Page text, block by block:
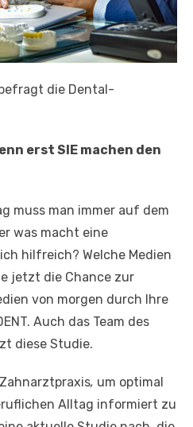
die Dental-
erst SIE machen den
muss man immer auf dem
was macht eine
hilfreich? Welche Medien
jetzt die Chance zur
von morgen durch Ihre
Auch das Team des
diese Studie.
, um optimal
Alltag informiert zu